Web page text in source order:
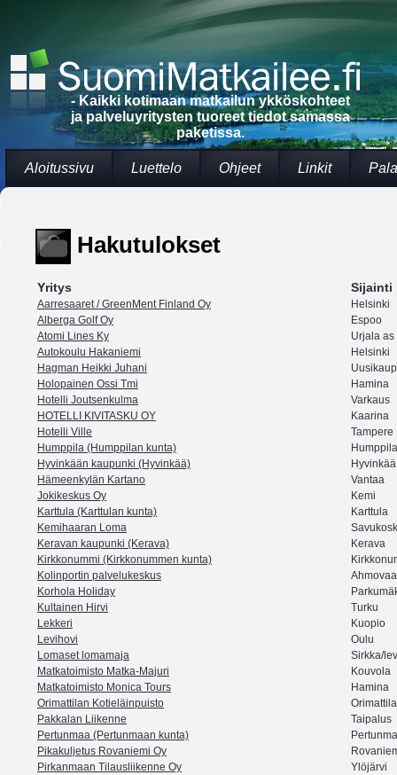
- Kaikki kotimaan matkailun ykköskohteet
ja palveluyritysten tuoreet tiedot samassa
paketissa.
Aloitussivu Luettelo Ohjeet Linkit
Hakutulokset
Yritys Sijainti
Aarresaaret / GreenMent Finland Oy
Helsinki
Alberga Golf Oy
Espoo
Atomi Lines Ky
Urjala as
Autokoulu Hakaniemi
Helsinki
Hagman Heikki Juhani
Holopainen Ossi Tmi
Hamina
Hotelli Joutsenkulma
Varkaus
HOTELLI KIVITASKU OY
Kaarina
Hotelli Ville
Tampere
Humppila (Humppilan kunta)
Humppila
Hyvinkään kaupunki (Hyvinkää)
Hyvinkää
Hämeenkylän Kartano
Vantaa
Jokikeskus Oy
Kemi
Karttula (Karttulan kunta)
Karttula
Kemihaaran Loma
Keravan kaupunki (Kerava)
Kerava
Kirkkonummi (Kirkkonummen kunta)
Kolinportin palvelukeskus
Korhola Holiday
Kultainen Hirvi
Turku
Lekkeri
Kuopio
Levihovi
Oulu
Lomaset lomamaja
Sirkka/
Matkatoimisto Matka-Majuri
Kouvola
Matkatoimisto Monica Tours
Hamina
Orimattilan Kotieläinpuisto
Orimattila
Pakkalan Liikenne
Taipalus
Pertunmaa (Pertunmaan kunta)
Pikakuljetus Rovaniemi Oy
Pirkanmaan Tilausliikenne Oy
Ylöjärvi